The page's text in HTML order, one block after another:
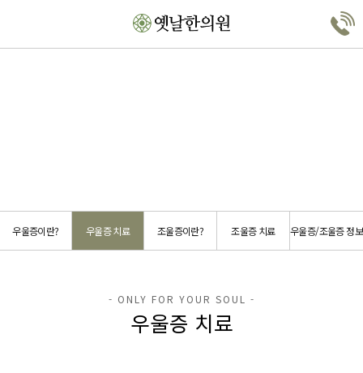
우울증이란? 우울증 치료 조울증이란? 조울증 치료 우울증/조울증 정보
우울증 치료